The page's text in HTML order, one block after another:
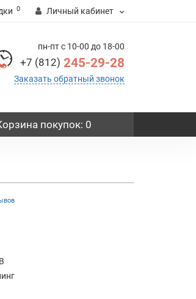
0 Личный кабинет
пн-пт с 10-00 до 18-00
+7 (812) 245-29-28
Заказать обратный звонок
покупок: 0